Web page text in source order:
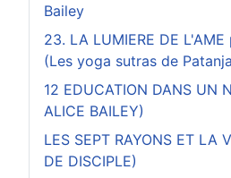
Bailey
23. LA LUMIERE DE
(Les yoga sutras de
12 EDUCATION DANS UN
ALICE BAILEY)
LES SEPT RAYONS ET LA
DE DISCIPLE)